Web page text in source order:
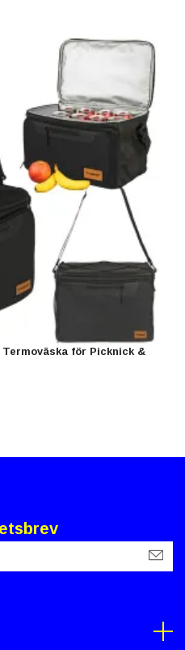
för Picknick &